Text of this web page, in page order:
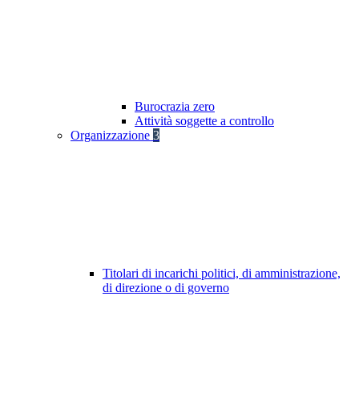
Burocrazia zero
Attività soggette a controllo
Organizzazione 3
Titolari di incarichi politici, di amministrazione,
di direzione o di governo